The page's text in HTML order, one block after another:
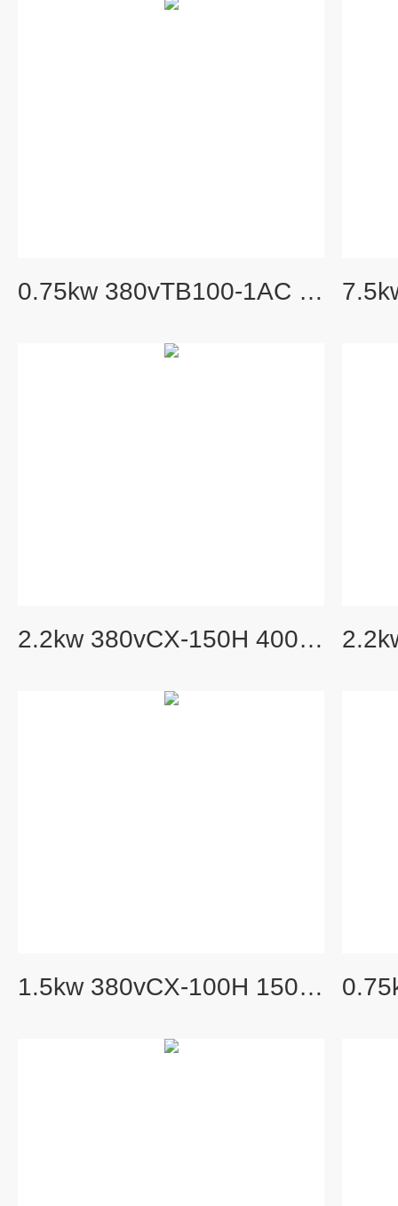
0.75kw 380vTB100-1AC 0.75KW透浦式中压鼓风机
2.2kw 380vCX-150H 4000W隔热型透浦式耐高温风机
1.5kw 380vCX-100H 1500W隔热型透浦式耐高温风机